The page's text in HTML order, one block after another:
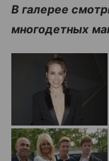
В галерее
многодетных